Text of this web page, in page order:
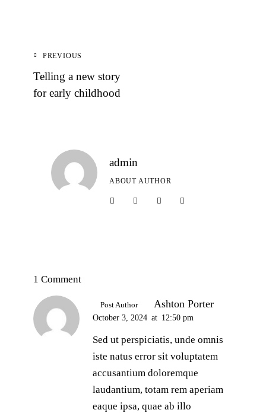
PREVIOUS
Telling a new story
for early childhood
admin
ABOUT AUTHOR
1 Comment
Post Author Ashton Porter
October 3, 2024 at 12:50 pm
Sed ut perspiciatis, unde omnis
iste natus error sit voluptatem
accusantium doloremque
laudantium, totam rem aperiam
eaque ipsa, quae ab illo